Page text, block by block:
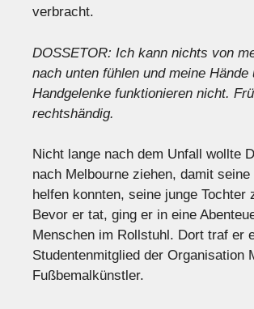
verbracht.
DOSSETOR: Ich kann nichts von
nach unten fühlen und meine Hände
Handgelenke funktionieren nicht.
rechtshändig.
Nicht lange nach dem Unfall wollte
nach Melbourne ziehen, damit seine
helfen konnten, seine junge Tochter
Bevor er tat, ging er in eine
Menschen im Rollstuhl. Dort traf er
Studentenmitglied der Organisation
Fußbemalkünstler.